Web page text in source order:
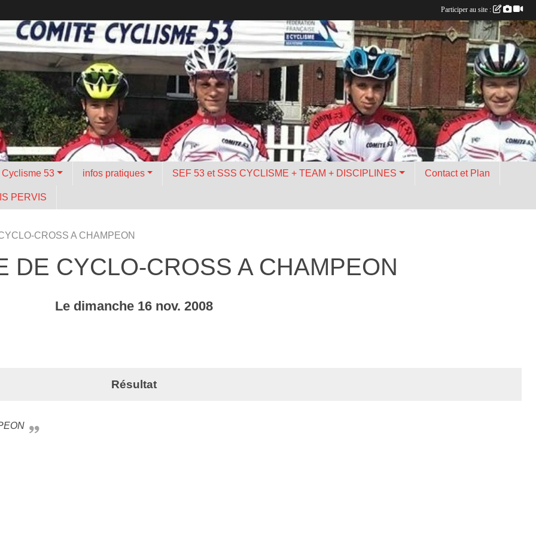
Cyclisme 53 infos pratiques SEF 53 et SSS CYCLISME + TEAM + DISCIPLINES Contact et Plan
PERVIS
CROSS A CHAMPEON
DE CYCLO-CROSS A CHAMPEON
Le dimanche 16 nov. 2008
Résultat
Participer au site :